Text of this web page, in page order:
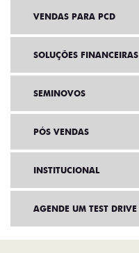
VENDAS PARA PCD
SOLUÇÕES FINANCEIRAS
SEMINOVOS
PÓS VENDAS
INSTITUCIONAL
AGENDE UM TEST DRIVE